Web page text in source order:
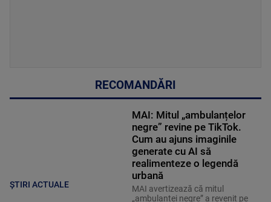
RECOMANDĂRI
ȘTIRI ACTUALE
MAI: Mitul „ambulanțelor
negre” revine pe TikTok.
Cum au ajuns imaginile
generate cu AI să
realimenteze o legendă
urbană
MAI avertizează că mitul
„ambulanței negre” a revenit pe